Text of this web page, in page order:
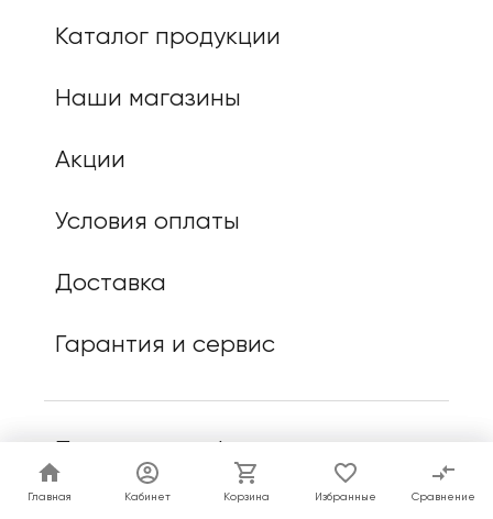
Главная Кабинет Корзина Избранные Сравнение
Главная Кабинет Корзина Избранные Сравнение
Каталог продукции
Наши магазины
Акции
Условия оплаты
Доставка
Гарантия и сервис